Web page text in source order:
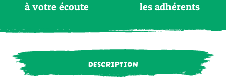
à votre écoute
les adhérents
DESCRIPTION